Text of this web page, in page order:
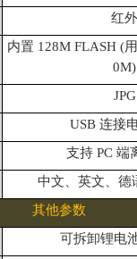
红外
内置 128M FLASH (
0M)
JPG
USB 连接
支持 PC 端
中文、英文、德
其他参数
可拆卸锂电